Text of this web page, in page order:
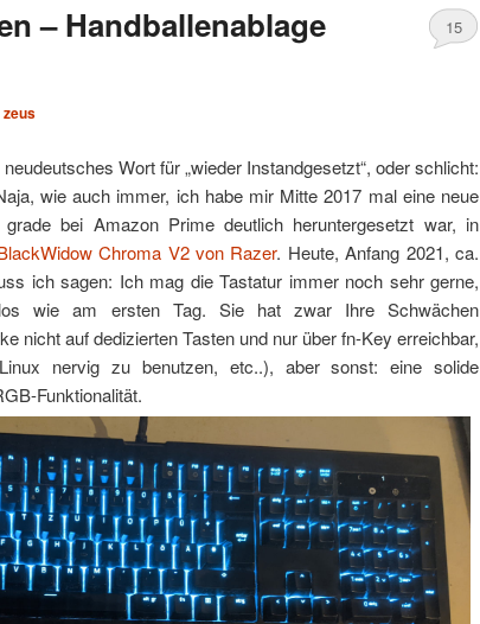
– Handballenablage
zeus
15
Wort für „wieder Instandgesetzt“, oder schlicht:
wie auch immer, ich habe mir Mitte 2017 mal eine neue
bei Amazon Prime deutlich heruntergesetzt war, in
Chroma V2 von Razer. Heute, Anfang 2021, ca.
ich sagen: Ich mag die Tastatur immer noch sehr gerne,
wie am ersten Tag. Sie hat zwar Ihre Schwächen
nicht auf dedizierten Tasten und nur über fn-Key erreichbar,
nervig zu benutzen, etc..), aber sonst: eine solide
Funktionalität.